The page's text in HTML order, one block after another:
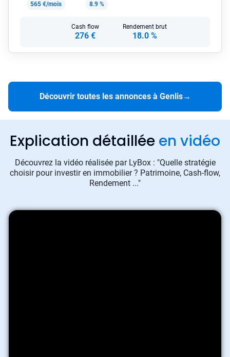
565 €/mois
8.9 %
Cash flow
276 €
Rendement brut
18.0 %
Découvrir toutes les annonces à Genlis→
Explication détaillée en vidéo
Découvrez la vidéo réalisée par LyBox : "Quelle stratégie
choisir pour investir en immobilier ? Patrimoine, Cash-flow,
Rendement ..."